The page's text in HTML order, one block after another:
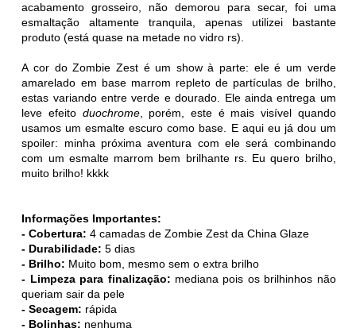
acabamento grosseiro, não demorou para secar, foi uma
esmaltação altamente tranquila, apenas utilizei bastante
produto (está quase na metade no vidro rs).
A cor do Zombie Zest é um show à parte: ele é um verde
amarelado em base marrom repleto de partículas de brilho,
estas variando entre verde e dourado. Ele ainda entrega um
leve efeito duochrome, porém, este é mais visível quando
usamos um esmalte escuro como base. E aqui eu já dou um
spoiler: minha próxima aventura com ele será combinando
com um esmalte marrom bem brilhante rs. Eu quero brilho,
muito brilho! kkkk
Informações Importantes:
- Cobertura: 4 camadas de Zombie Zest da China Glaze
- Durabilidade: 5 dias
- Brilho: Muito bom, mesmo sem o extra brilho
- Limpeza para finalização: mediana pois os brilhinhos não
queriam sair da pele
- Secagem: rápida
- Bolinhas: nenhuma